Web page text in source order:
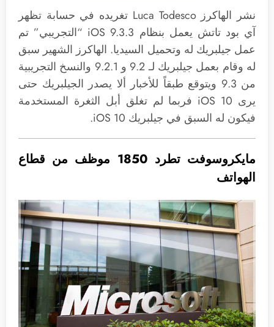
نشر الهاكرز Luca Todesco تغريده في حسابة تظهر
آي بود تاتش يعمل بنظام iOS 9.3.3 “التجريبي” تم
عمل جيلبريك له وتحميل السيديا. الهاكرز الشهير سبق
له وقام بعمل جيلبريك لـ 9.2 و 9.2.1 والنسخ التجريبية
من 9.3 ويتوقع طبقاً للأخبار ألا يصدر الجيلبريك حتى
يرى iOS 10 فربما لم تغلق أبل الثغرة المستخدمة
فيكون له السبق في جيلبريك iOS 10.
مايكروسوفت تطرد 1850 موظف من قطاع
الهواتف